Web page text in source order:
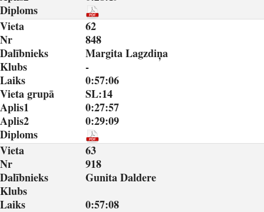
Diploms
Vieta
62
Nr
848
Dalībnieks
Margita Lagzdiņa
Klubs
-
Laiks
0:57:06
Vieta grupā
SL:14
Aplis1
0:27:57
Aplis2
0:29:09
Diploms
Vieta
63
Nr
918
Dalībnieks
Gunita Daldere
Klubs
Laiks
0:57:08